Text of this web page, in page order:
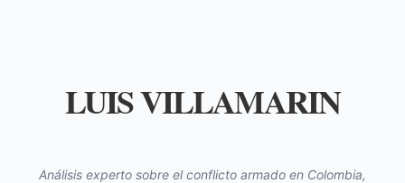
LUIS VILLAMARIN
Análisis experto sobre el conflicto armado en Colombia,